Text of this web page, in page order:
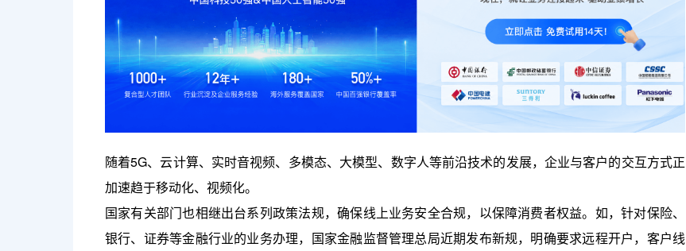
随着5G、云计算、实时音视频、多模态、大模型、数字人等前沿技术的发展，企业与客户的交互方式正
加速趋于移动化、视频化。
国家有关部门也相继出台系列政策法规，确保线上业务安全合规，以保障消费者权益。如，针对保险、
银行、证券等金融行业的业务办理，国家金融监督管理总局近期发布新规，明确要求远程开户，客户线